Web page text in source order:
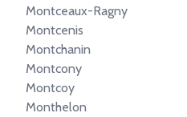
Montceaux-Ragny
Montcenis
Montchanin
Montcony
Montcoy
Monthelon